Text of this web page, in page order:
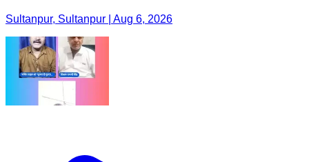
Sultanpur, Sultanpur | Aug 6, 2026